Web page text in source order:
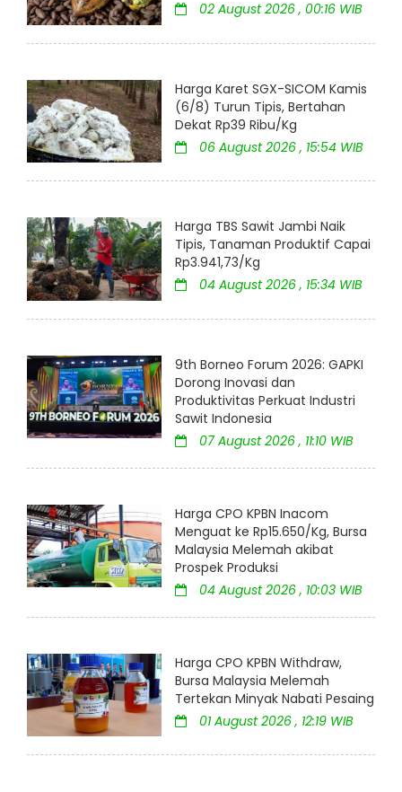
02 August 2026 , 00:16 WIB
Harga Karet SGX-SICOM Kamis
(6/8) Turun Tipis, Bertahan
Dekat Rp39 Ribu/Kg
06 August 2026 , 15:54 WIB
Harga TBS Sawit Jambi Naik
Tipis, Tanaman Produktif Capai
Rp3.941,73/Kg
04 August 2026 , 15:34 WIB
9th Borneo Forum 2026: GAPKI
Dorong Inovasi dan
Produktivitas Perkuat Industri
Sawit Indonesia
07 August 2026 , 11:10 WIB
Harga CPO KPBN Inacom
Menguat ke Rp15.650/Kg, Bursa
Malaysia Melemah akibat
Prospek Produksi
04 August 2026 , 10:03 WIB
Harga CPO KPBN Withdraw,
Bursa Malaysia Melemah
Tertekan Minyak Nabati Pesaing
01 August 2026 , 12:19 WIB